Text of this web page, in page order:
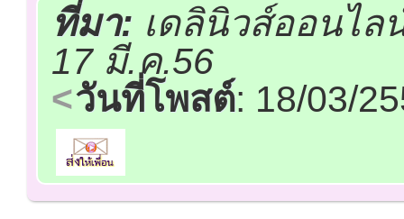
ที่มา: เดลินิวส์ออนไ
17 มี.ค.56
วันที่โพสต์: 18/03/